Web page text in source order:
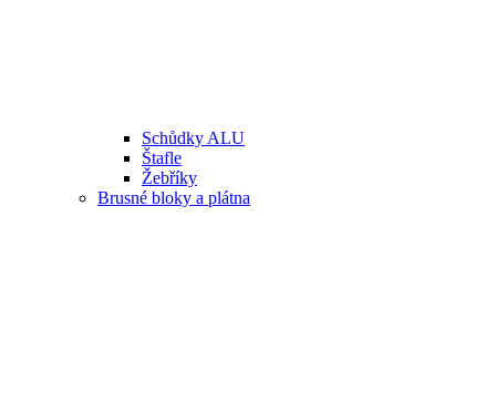
Schůdky ALU
Štafle
Žebříky
Brusné bloky a plátna